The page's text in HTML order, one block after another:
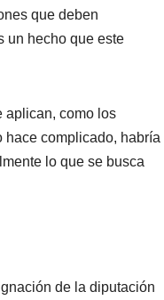
que deben
un hecho que este
aplican, como los
hace complicado, habría
lo que se busca
de la diputación